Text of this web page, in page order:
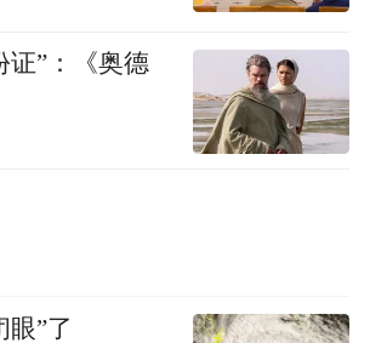
信息存储空间服务。
above (including the videos,
if any) is uploaded and posted
Hao, which is a social media
provides information storage
证”：《奥德
眼”了